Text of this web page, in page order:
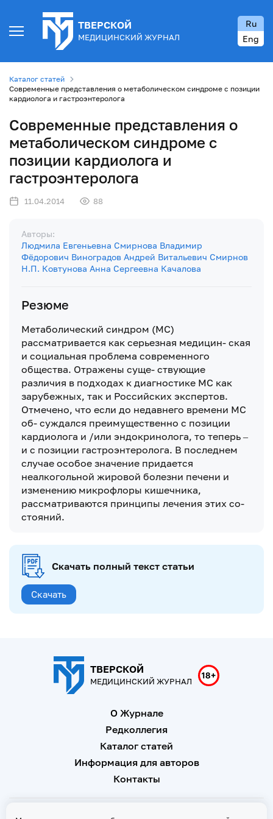
ТВЕРСКОЙ
МЕДИЦИНСКИЙ ЖУРНАЛ
Ru
Eng
Каталог статей
Современные представления о метаболическом синдроме с позиции
кардиолога и гастроэнтеролога
Современные представления о
метаболическом синдроме с
позиции кардиолога и
гастроэнтеролога
11.04.2014 88
Авторы:
Людмила Евгеньевна Смирнова Владимир
Фёдорович Виноградов Андрей Витальевич Смирнов
Н.П. Ковтунова Анна Сергеевна Качалова
Резюме
Метаболический синдром (МС)
рассматривается как серьезная медицин- ская
и социальная проблема современного
общества. Отражены суще- ствующие
различия в подходах к диагностике МС как
зарубежных, так и Российских экспертов.
Отмечено, что если до недавнего времени МС
об- суждался преимущественно с позиции
кардиолога и /или эндокринолога, то теперь –
и с позиции гастроэнтеролога. В последнем
случае особое значение придается
неалкогольной жировой болезни печени и
изменению микрофлоры кишечника,
рассматриваются принципы лечения этих со-
стояний.
Скачать полный текст статьи
Скачать
ТВЕРСКОЙ
МЕДИЦИНСКИЙ ЖУРНАЛ
О Журнале
Редколлегия
Каталог статей
Информация для авторов
Контакты
Свидетельство о регистрации Эл № ФС 77 - 67146 от 16